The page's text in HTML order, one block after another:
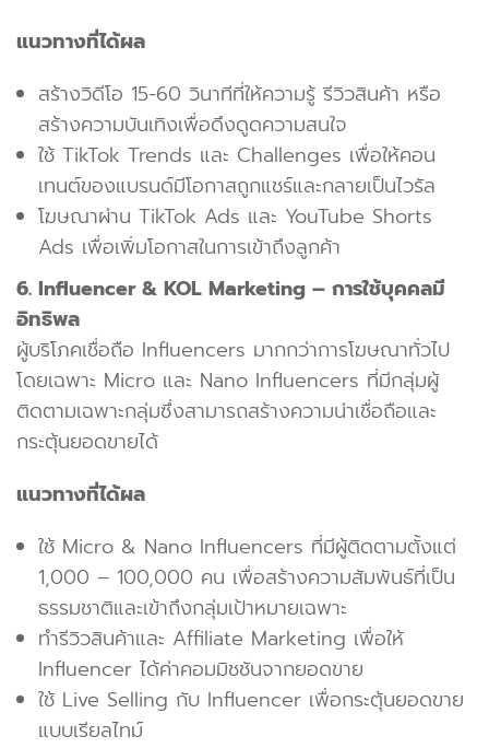
แนวทางที่ได้ผล
สร้างวิดีโอ 15-60 วินาทีที่ให้ความรู้ รีวิวสินค้า หรือ
สร้างความบันเทิงเพื่อดึงดูดความสนใจ
ใช้ TikTok Trends และ Challenges เพื่อให้คอน
เทนต์ของแบรนด์มีโอกาสถูกแชร์และกลายเป็นไวรัล
โฆษณาผ่าน TikTok Ads และ YouTube Shorts
Ads เพื่อเพิ่มโอกาสในการเข้าถึงลูกค้า
6. Influencer & KOL Marketing – การใช้บุคคลมี
อิทธิพล
ผู้บริโภคเชื่อถือ Influencers มากกว่าการโฆษณาทั่วไป
โดยเฉพาะ Micro และ Nano Influencers ที่มีกลุ่มผู้
ติดตามเฉพาะกลุ่มซึ่งสามารถสร้างความน่าเชื่อถือและ
กระตุ้นยอดขายได้
แนวทางที่ได้ผล
ใช้ Micro & Nano Influencers ที่มีผู้ติดตามตั้งแต่
1,000 – 100,000 คน เพื่อสร้างความสัมพันธ์ที่เป็น
ธรรมชาติและเข้าถึงกลุ่มเป้าหมายเฉพาะ
ทำรีวิวสินค้าและ Affiliate Marketing เพื่อให้
Influencer ได้ค่าคอมมิชชันจากยอดขาย
ใช้ Live Selling กับ Influencer เพื่อกระตุ้นยอดขาย
แบบเรียลไทม์